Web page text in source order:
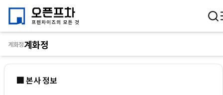
🏢 본사 정보
계화정계화정